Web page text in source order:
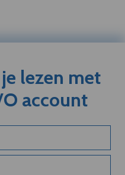
lezen met
account